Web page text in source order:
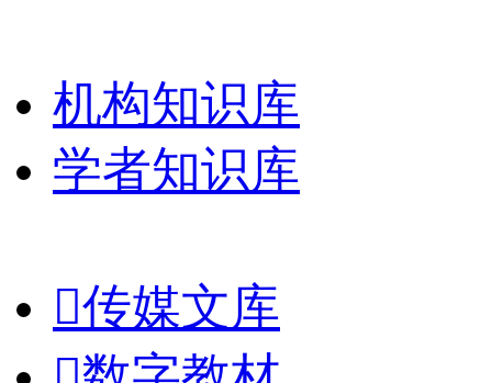
机构知识库
学者知识库
传媒文库